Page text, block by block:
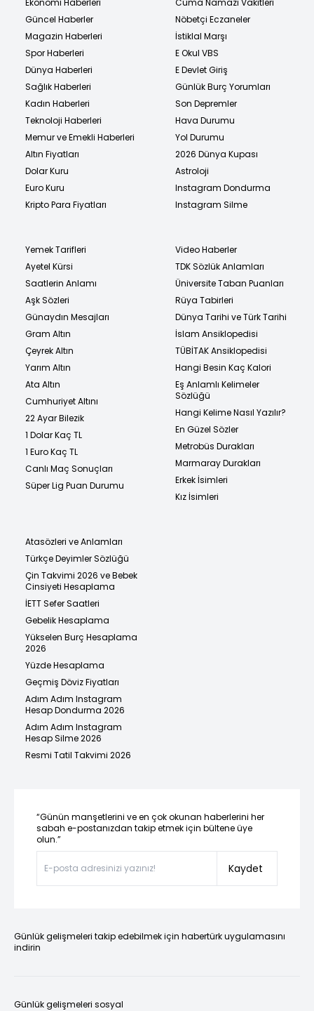
Ekonomi Haberleri
Güncel Haberler
Magazin Haberleri
Spor Haberleri
Dünya Haberleri
Sağlık Haberleri
Kadın Haberleri
Teknoloji Haberleri
Memur ve Emekli Haberleri
Altın Fiyatları
Dolar Kuru
Euro Kuru
Kripto Para Fiyatları
Cuma Namazı Vakitleri
Nöbetçi Eczaneler
İstiklal Marşı
E Okul VBS
E Devlet Giriş
Günlük Burç Yorumları
Son Depremler
Hava Durumu
Yol Durumu
2026 Dünya Kupası
Astroloji
Instagram Dondurma
Instagram Silme
Yemek Tarifleri
Ayetel Kürsi
Saatlerin Anlamı
Aşk Sözleri
Günaydın Mesajları
Gram Altın
Çeyrek Altın
Yarım Altın
Ata Altın
Cumhuriyet Altını
22 Ayar Bilezik
1 Dolar Kaç TL
1 Euro Kaç TL
Canlı Maç Sonuçları
Süper Lig Puan Durumu
Video Haberler
TDK Sözlük Anlamları
Üniversite Taban Puanları
Rüya Tabirleri
Dünya Tarihi ve Türk Tarihi
İslam Ansiklopedisi
TÜBİTAK Ansiklopedisi
Hangi Besin Kaç Kalori
Eş Anlamlı Kelimeler
Sözlüğü
Hangi Kelime Nasıl Yazılır?
En Güzel Sözler
Metrobüs Durakları
Marmaray Durakları
Erkek İsimleri
Kız İsimleri
Atasözleri ve Anlamları
Türkçe Deyimler Sözlüğü
Çin Takvimi 2026 ve Bebek
Cinsiyeti Hesaplama
İETT Sefer Saatleri
Gebelik Hesaplama
Yükselen Burç Hesaplama
2026
Yüzde Hesaplama
Geçmiş Döviz Fiyatları
Adım Adım Instagram
Hesap Dondurma 2026
Adım Adım Instagram
Hesap Silme 2026
Resmi Tatil Takvimi 2026
“Günün manşetlerini ve en çok okunan haberlerini her
sabah e-postanızdan takip etmek için bültene üye
olun.”
Kaydet
Günlük gelişmeleri takip edebilmek için habertürk uygulamasını
indirin
Günlük gelişmeleri sosyal